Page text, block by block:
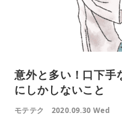
意外と多い！口下手
にしかしないこと
モテテク 2020.09.30 Wed